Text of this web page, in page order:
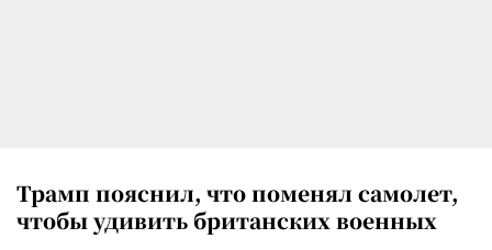
Трамп пояснил, что поменял самолет,
чтобы удивить британских военных